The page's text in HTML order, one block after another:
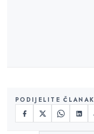
PODIJELITE ČLANAK